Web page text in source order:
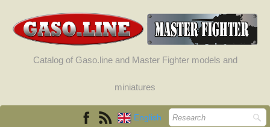
Catalog of Gaso.line and Master Fighter models and
miniatures
English